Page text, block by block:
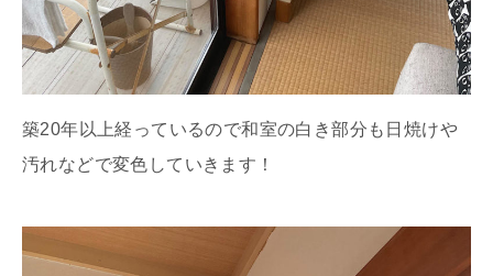
築20年以上経っているので和室の白き部分も日焼けや
汚れなどで変色していきます！